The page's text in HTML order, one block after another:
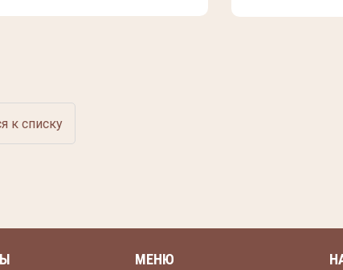
к списку
МЕНЮ